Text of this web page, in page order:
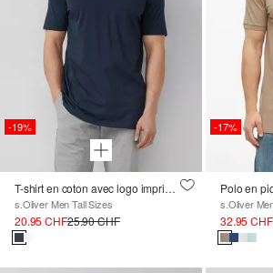
-19%
T-shirt en coton avec logo imprimé et col en V
s.Oliver Men Tall Sizes
20.95 CHF25.90 CHF
-17%
Polo en
s.Oliver
32.95 CHF